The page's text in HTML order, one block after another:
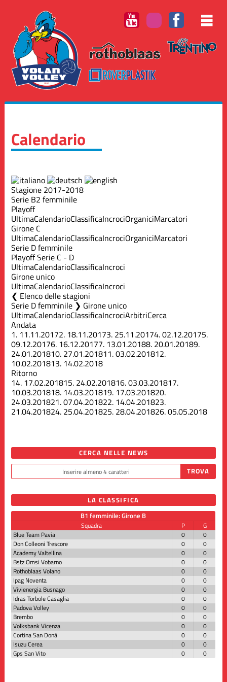
Calendario
Stagione 2017-2018
Serie B2 femminile
Playoff
UltimaCalendarioClassificaIncrociOrganiciMarcatori
Girone C
UltimaCalendarioClassificaIncrociOrganiciMarcatori
Serie D femminile
Playoff Serie C - D
UltimaCalendarioClassificaIncroci
Girone unico
UltimaCalendarioClassificaIncroci
Elenco delle stagioni
Serie D femminile ❯ Girone unico
UltimaCalendarioClassificaIncrociArbitriCerca
Andata
1. 11.11.20172. 18.11.20173. 25.11.20174.02.12.20175.
09.12.20176. 16.12.20177. 13.01.20188. 20.01.20189.
24.01.201810. 27.01.201811.03.02.201812.
10.02.201813. 14.02.2018
Ritorno
14. 17.02.201815. 24.02.201816.03.03.201817.
10.03.201818. 14.03.201819. 17.03.201820.
24.03.201821.07.04.201822. 14.04.201823.
21.04.201824. 25.04.201825. 28.04.201826.05.05.2018
CERCA NELLE NEWS
LA CLASSIFICA
B1 femminile: Girone B
Squadra P
G
Blue Team Pavia
0
0
Don Colleoni Trescore
0
0
Academy Valtellina
0
0
Bstz Omsi Vobarno
0
0
Rothoblaas Volano
0
0
Ipag Noventa
0
0
Vivienergia Busnago
0
0
Idras Torbole Casaglia
0
0
Padova Volley
0
0
Brembo
0
0
Volksbank Vicenza
0
0
Cortina San Donà
0
0
Isuzu Cerea
0
0
Gps San Vito
0 0